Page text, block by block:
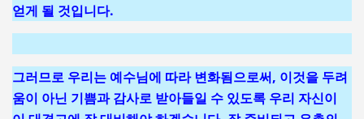
얻게 될 것입니다.
그러므로 우리는 예수님에 따라 변화됨으로써, 이것을 두려
움이 아닌 기쁨과 감사로 받아들일 수 있도록 우리 자신이